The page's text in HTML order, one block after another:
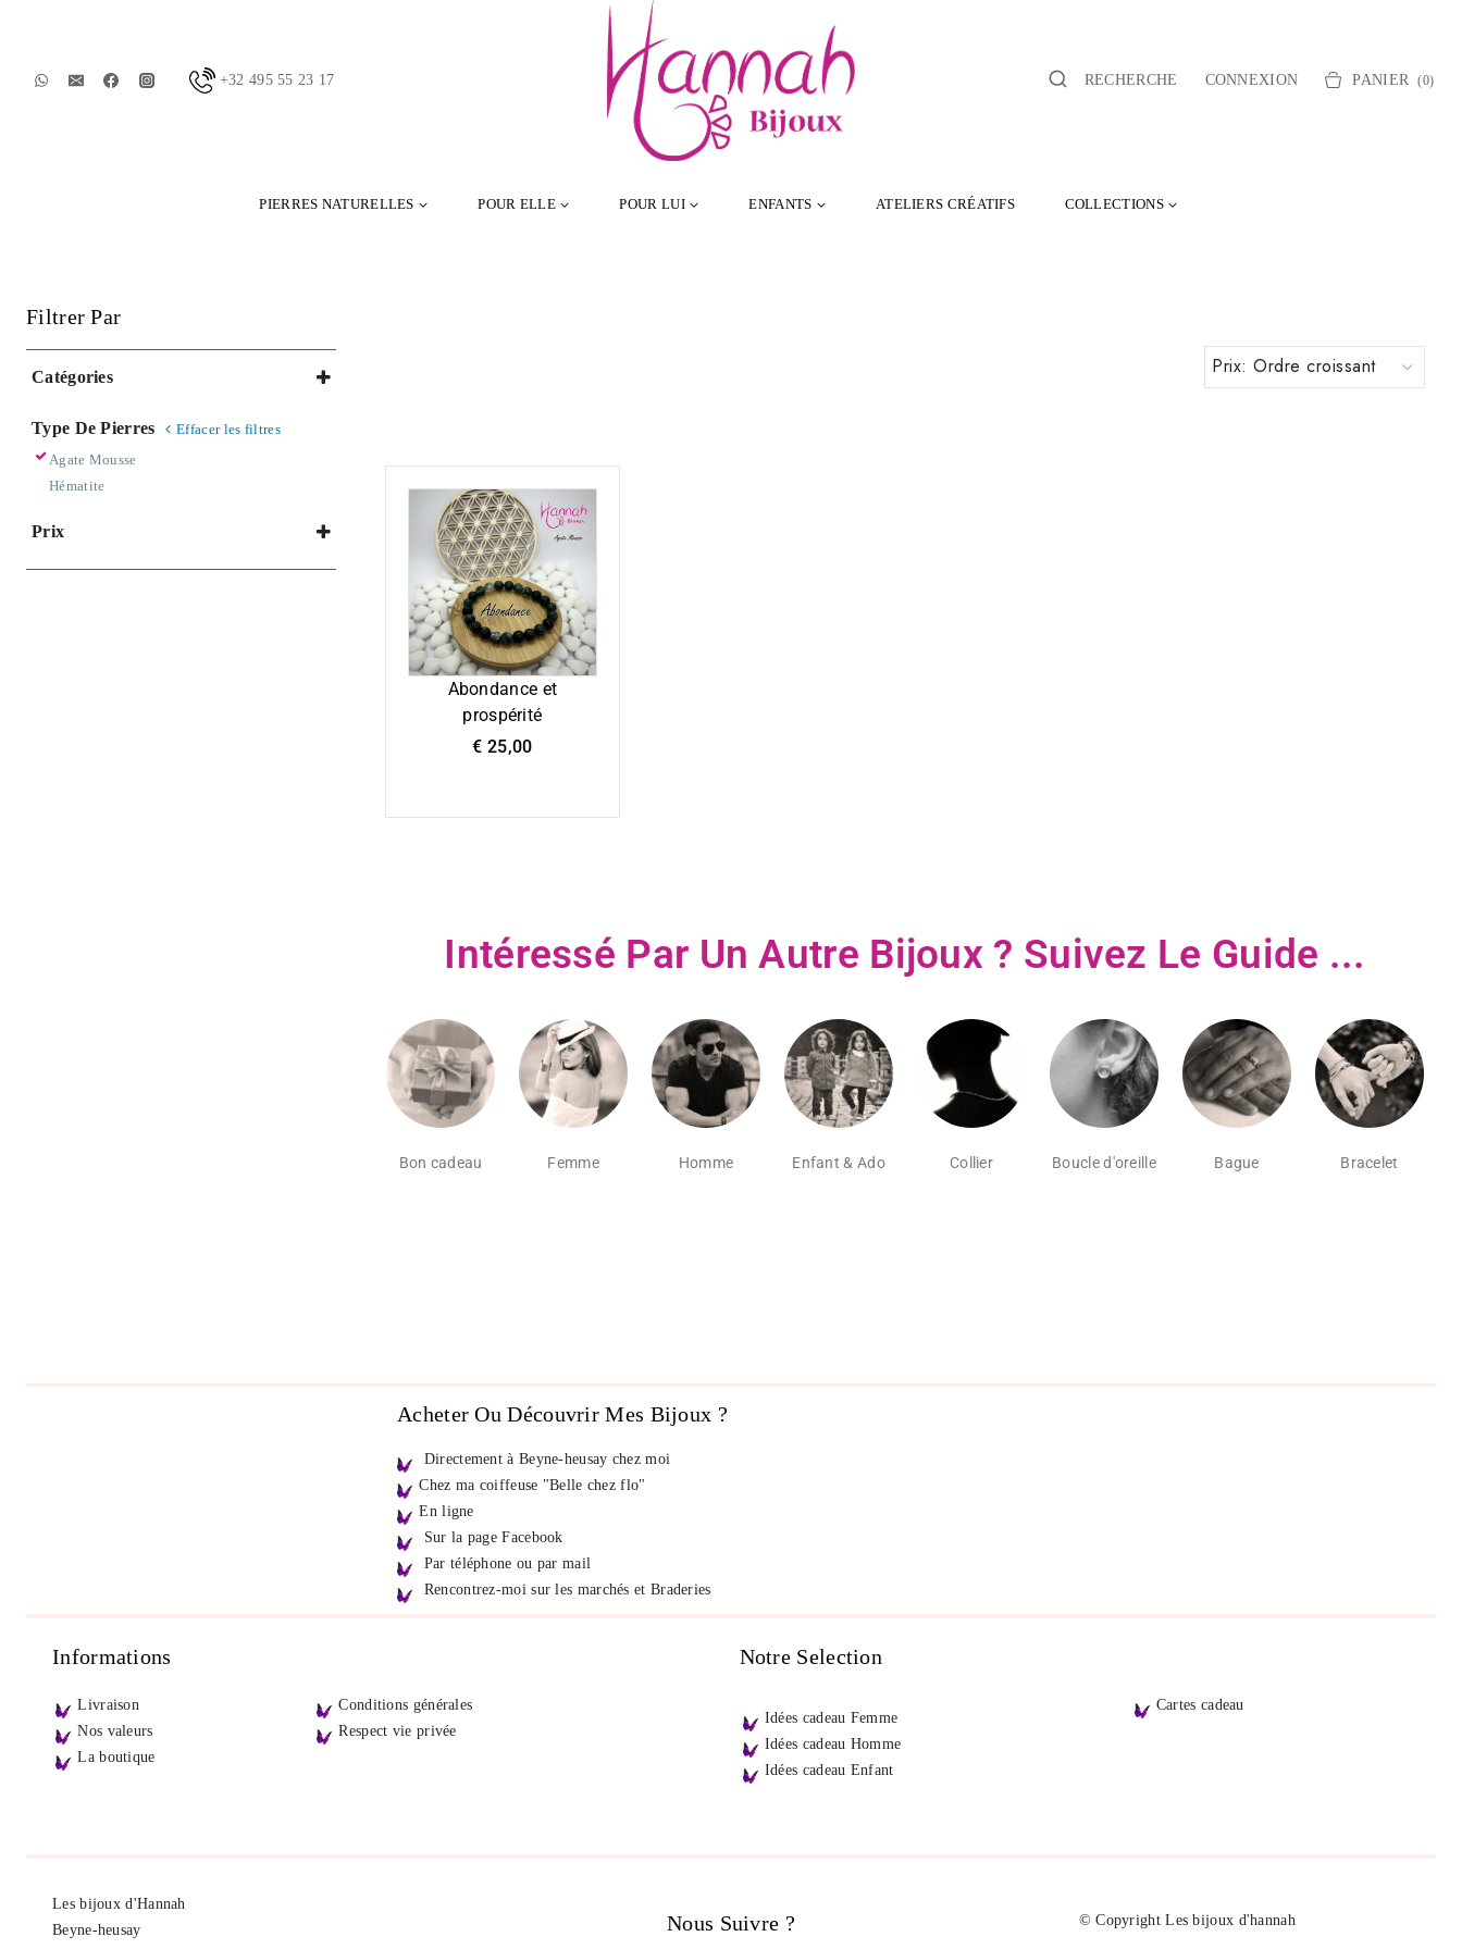
+32 495 55 23 17 RECHERCHE CONNEXION PANIER (0)
PIERRES NATURELLES POUR ELLE POUR LUI ENFANTS ATELIERS CRÉATIFS COLLECTIONS
Abondance et
prospérité
€ 25,00
Intéressé Par Un Autre Bijoux ? Suivez Le Guide ...
Bon cadeau Femme Homme Enfant & Ado Collier Boucle d'oreille Bague Bracelet
Filtrer Par
Catégories
Pierres Naturelles
Pour elle
Pour Lui
Type De Pierres
Effacer les filtres
Agate Mousse
Hématite
Prix
Acheter Ou Découvrir Mes Bijoux ?
Directement à Beyne-heusay chez moi
Chez ma coiffeuse "Belle chez flo"
En ligne
Sur la page Facebook
Par téléphone ou par mail
Rencontrez-moi sur les marchés et Braderies
Informations
Livraison
Nos valeurs
La boutique
Conditions générales
Respect vie privée
Notre Selection
Idées cadeau Femme
Idées cadeau Homme
Idées cadeau Enfant
Cartes cadeau
Les bijoux d'Hannah
Beyne-heusay
Nous Suivre ? © Copyright Les bijoux d'hannah